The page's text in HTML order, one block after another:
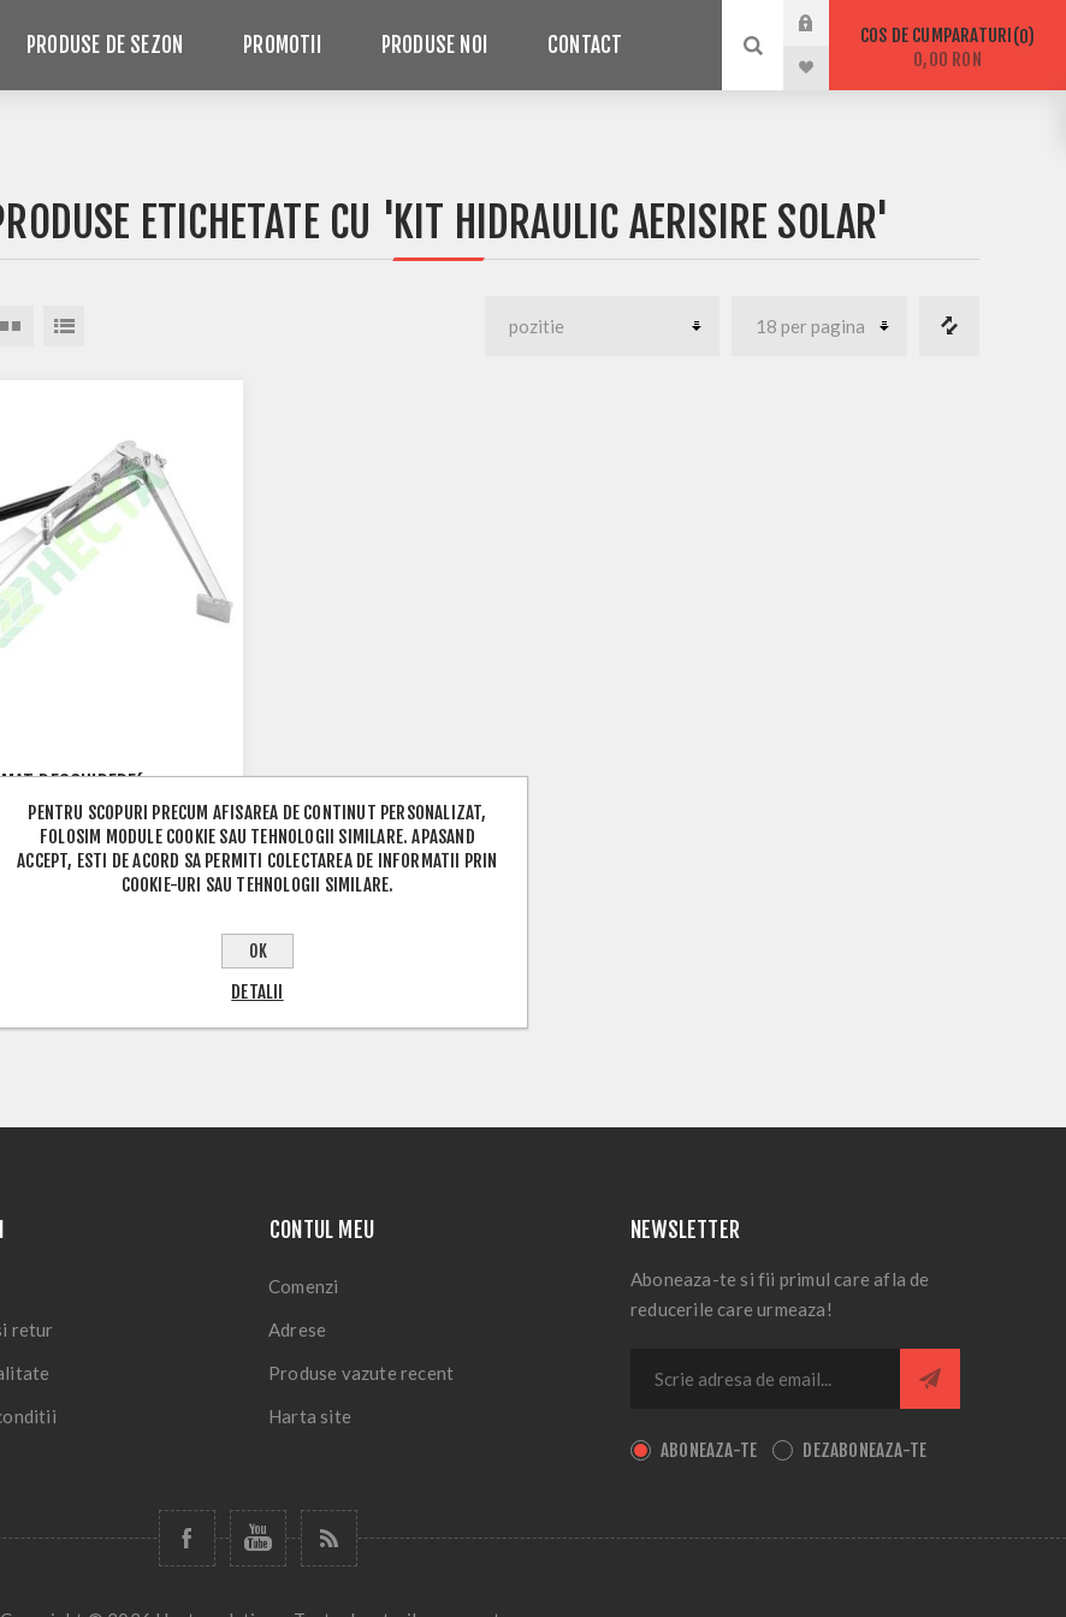
PRODUSE DE SEZON PROMOTII PRODUSE NOI CONTACT COS DE CUMPARATURI 0
0,00 RON
ETICHETATE CU 'KIT HIDRAULIC AERISIRE SOLAR'
DESCHIDERE(
,15KG
220,00 RON
retur
CONTUL MEU
Comenzi
Adrese
Produse vazute recent
Harta site
NEWSLETTER
Aboneaza-te si fii primul care afla de
reducerile care urmeaza!
ABONEAZA-TE DEZABONEAZA-TE
PENTRU SCOPURI PRECUM AFISAREA DE CONTINUT PERSONALIZAT,
FOLOSIM MODULE COOKIE SAU TEHNOLOGII SIMILARE. APASAND
ACCEPT, ESTI DE ACORD SA PERMITI COLECTAREA DE INFORMATII PRIN
COOKIE-URI SAU TEHNOLOGII SIMILARE.
OK
DETALII